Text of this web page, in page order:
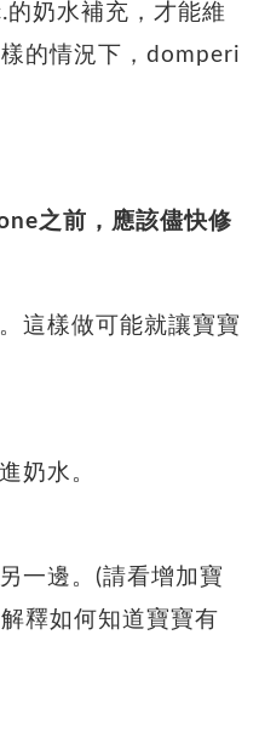
奶水補充，才能維
的情況下，domperi
之前，應該儘快修
這樣做可能就讓寶寶
奶水。
一邊。(請看增加寶
釋如何知道寶寶有